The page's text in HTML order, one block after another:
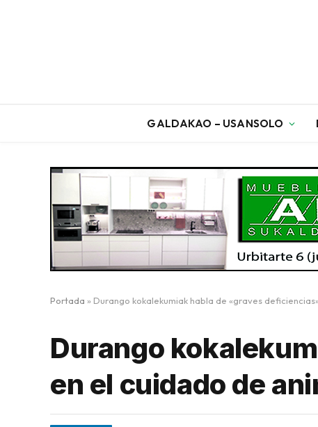
GALDAKAO – USANSOLO
Portada » Durango kokalekumiak habla de «graves
Durango
en el cuidado de